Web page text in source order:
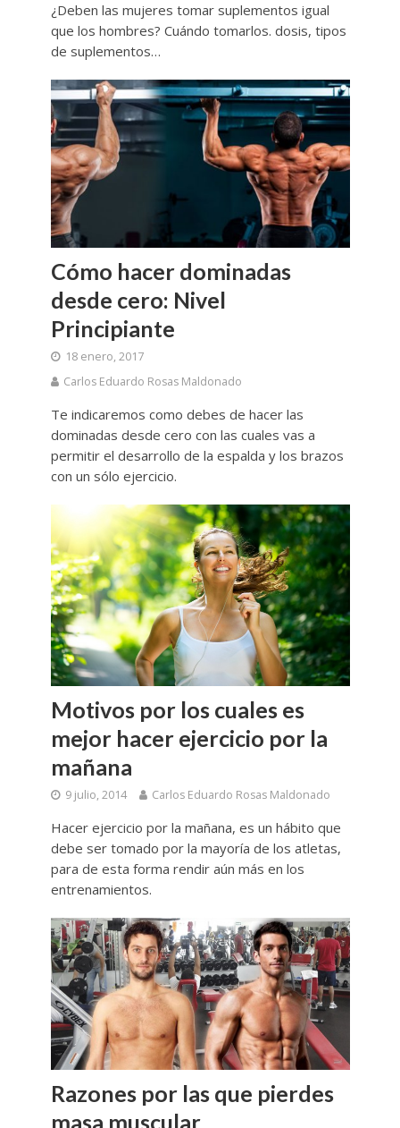
¿Deben las mujeres tomar suplementos igual
que los hombres? Cuándo tomarlos. dosis, tipos
de suplementos…
Cómo hacer dominadas
desde cero: Nivel
Principiante
18 enero, 2017
Carlos Eduardo Rosas Maldonado
Te indicaremos como debes de hacer las
dominadas desde cero con las cuales vas a
permitir el desarrollo de la espalda y los brazos
con un sólo ejercicio.
Motivos por los cuales es
mejor hacer ejercicio por la
mañana
9 julio, 2014 Carlos Eduardo Rosas Maldonado
Hacer ejercicio por la mañana, es un hábito que
debe ser tomado por la mayoría de los atletas,
para de esta forma rendir aún más en los
entrenamientos.
Razones por las que pierdes
masa muscular